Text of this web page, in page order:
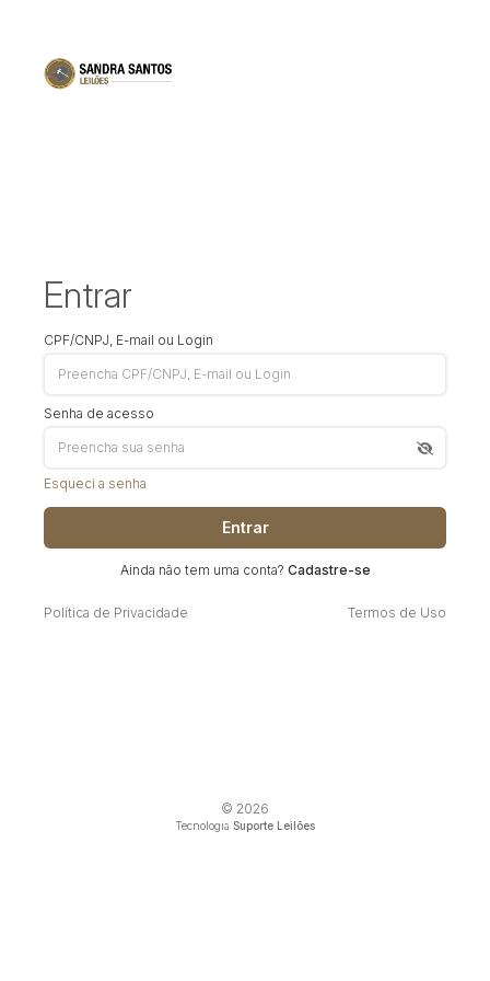
Entrar
CPF/CNPJ, E-mail ou Login
Senha de acesso
Esqueci a senha
Entrar
Ainda não tem uma conta? Cadastre-se
Política de Privacidade Termos de Uso
© 2026
Tecnologia Suporte Leilões